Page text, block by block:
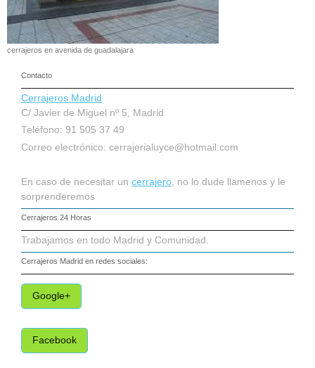
cerrajeros en avenida de guadalajara
Contacto
Cerrajeros Madrid
C/ Javier de Miguel nº 5, Madrid
Teléfono: 91 505 37 49
Correo electrónico: cerrajerialuyce@hotmail.com
En caso de necesitar un cerrajero , no lo dude llamenos y le
sorprenderemos
Cerrajeros 24 Horas
Trabajamos en todo Madrid y Comunidad.
Cerrajeros Madrid en redes sociales:
Google+
Facebook